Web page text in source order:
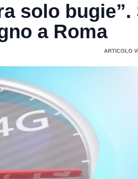
solo bugie”.
a Roma
ARTICOLO